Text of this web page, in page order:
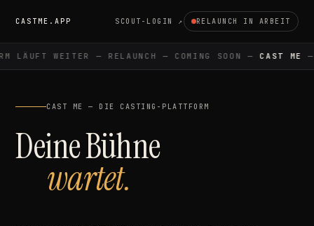
CASTME.APP SCOUT-LOGIN ↗ RELAUNCH IN ARBEIT
LÄUFT WEITER — RELAUNCH — COMING SOON — CAST ME—
CAST ME — DIE CASTING-PLATTFORM
Deine Bühne
wartet.